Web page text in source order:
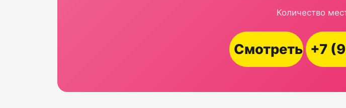
Количество
Смотреть +7